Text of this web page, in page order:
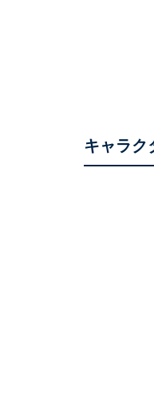
キャラク